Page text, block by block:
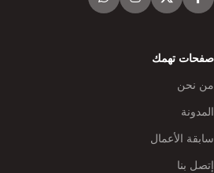
صفحات تهمك
من نحن
المدونة
سابقة الأعمال
إتصل بنا